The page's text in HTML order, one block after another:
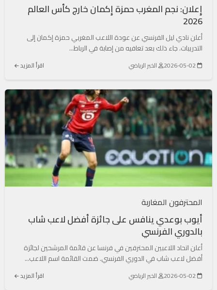
إِعلان: نجم المغرب حمزة إِكمان خارج كأس العالم
2026
أعلن نادي ليل الفرنسي عن عودة اللاعب المغربي حمزة إكمان إلى
التدريبات. جاء ذلك بعد تعافيه من إصابة في الرباط...
الخبر الرياضي اقرأ المزيد
المحترفون المغاربة
أيوب بوعدي ينافس على جائزة أفضل لاعب شاب
بالدوري الفرنسي
أعلن اتحاد اللاعبين المحترفين في فرنسا عن قائمة المرشحين لجائزة
أفضل لاعب شاب في الدوري الفرنسي. ضمت القائمة اسم اللاعب...
الخبر الرياضي اقرأ المزيد